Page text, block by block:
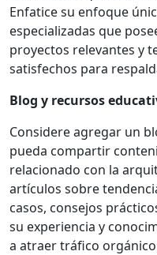
Enfatice su enfoque
especializadas que
proyectos relevantes y
satisfechos para
Blog y recursos
Considere agregar un
pueda compartir
relacionado con la
artículos sobre
casos, consejos
su experiencia y
a atraer tráfico